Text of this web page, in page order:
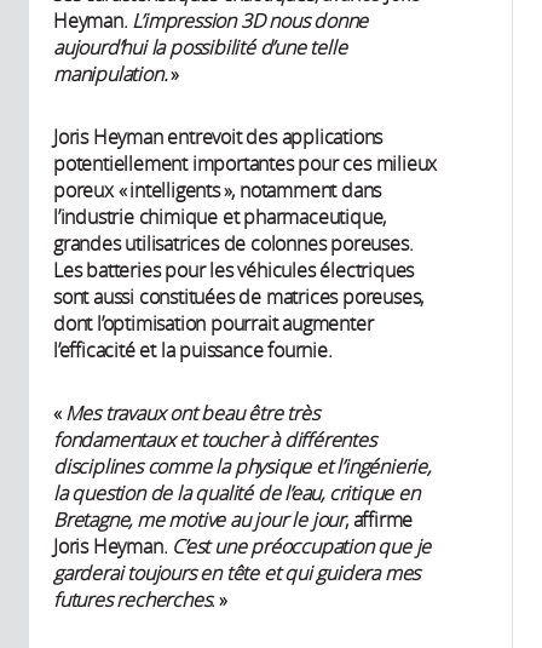
Heyman. L’impression 3D nous donne
aujourd’hui la possibilité d’une telle
manipulation.»
Joris Heyman entrevoit des applications
potentiellement importantes pour ces milieux
poreux « intelligents », notamment dans
l’industrie chimique et pharmaceutique,
grandes utilisatrices de colonnes poreuses.
Les batteries pour les véhicules électriques
sont aussi constituées de matrices poreuses,
dont l’optimisation pourrait augmenter
l’efficacité et la puissance fournie.
«Mes travaux ont beau être très
fondamentaux et toucher à différentes
disciplines comme la physique et l’ingénierie,
la question de la qualité de l’eau, critique en
Bretagne, me motive au jour le jour, affirme
Joris Heyman. C’est une préoccupation que je
garderai toujours en tête et qui guidera mes
futures recherches. »